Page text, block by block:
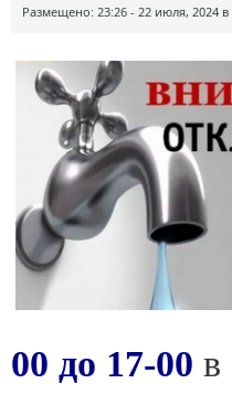
Размещено: 23:26 - 22 июля, 2024
00 до 17-00 в